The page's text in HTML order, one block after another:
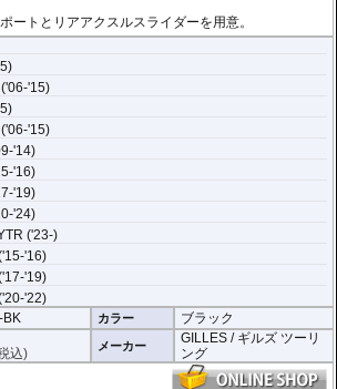
ートとリアアクスルスライダーを用意。
'15)
'15)
'14)
'16)
'19)
'24)
('23-)
'16)
'19)
'22)
カラー ブラック
込) メーカー
GILLES / ギルズ ツーリ
ング